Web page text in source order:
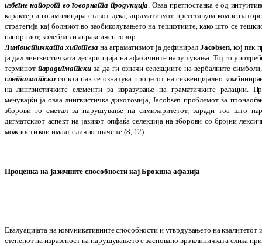
избегне напорот во го­ворната продукција. Оваа претпоставка е од
карактер и го имплицира ста­вот дека, аграматизмот претставува
стратегија кај болниот во заобико­лу­­вањето на тешкотиите, како што се
напорниот, колеблив и апраксичен говор.
Лингвистичката хипотезана агра­ма­тиз­мот ја дефи­нирал Jacobsen, кој пак
ја дал линг­ви­стичката дескрипција на афа­зич­ните нару­шу­вања. Тој го
терми­нот парадиг­матскиза да ги означи селек­циите на вербал­ните
синтаг­мат­ски со кои пак се означува процесот на секвен­цијално
на лингви­стич­ките елементи за изразување на грама­тич­ки­те релации.
менувајќи ја оваа линг­ви­стич­ка дихо­то­мија,Jacobsen проблемот за
збо­рови го сметал за нару­шу­вање на сими­ла­ри­тетот, заради тоа што
дигматскиот аспект на јазикот опфаќа селе­к­ција на збо­рови со бројни
мож­­ности кои имаат слично значење (8, 12).
Проценка на јазичните способности кај Брокина афазија
Евалуацијата на комуникативните способности и утврдувањето на квалитетот
степенот на изразеност на нарушувањето е засновано врз клиничката слика при